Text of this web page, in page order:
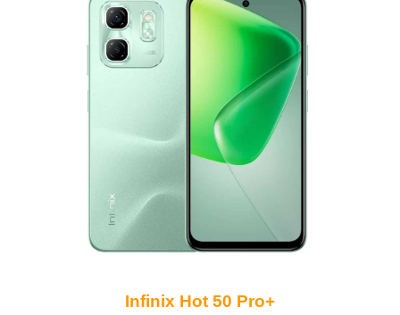
Infinix Hot 50 Pro+